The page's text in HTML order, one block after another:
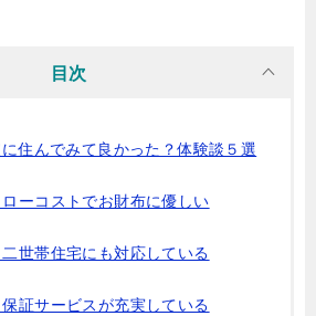
目次
住んでみて良かった？体験談５選
ローコストでお財布に優しい
二世帯住宅にも対応している
保証サービスが充実している